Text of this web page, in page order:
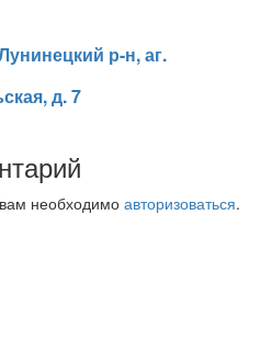
р-н, аг.
д. 7
необходимо авторизоваться.